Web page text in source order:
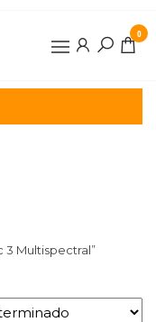
0
3 Multispectral”